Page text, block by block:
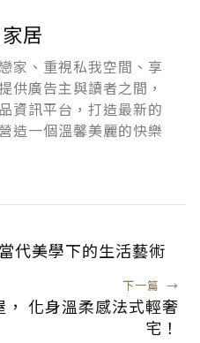
居
家、重視私我空間、享
供廣告主與讀者之間，
資訊平台，打造最新的
造一個溫馨美麗的快樂
代美學下的生活藝術
下一篇 →
化身溫柔感法式輕奢
宅！